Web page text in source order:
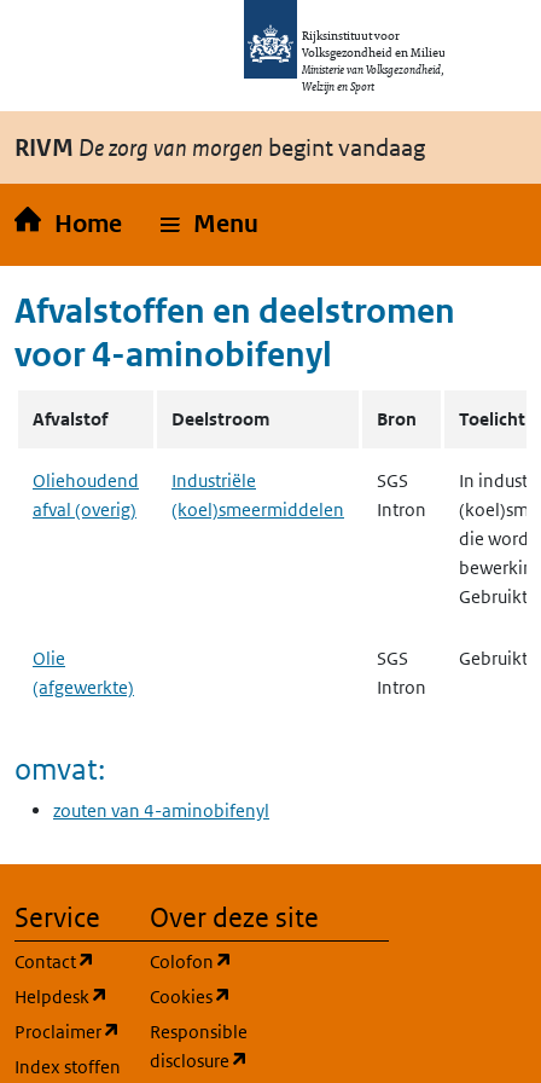
Overslaan en naar de inhoud gaan
Rijksinstituut voor
Volksgezondheid en Milieu
Ministerie van Volksgezondheid,
Welzijn en Sport
RIVM De zorg van morgen begint vandaag
Home Menu
Afvalstoffen en deelstromen
voor4-aminobifenyl
Afvalstof
Deelstroom Bron
Oliehoudend
afval (overig)
Industriële
(koel)smeermiddelen
SGS
Intron
In
die
Gebruikt
Olie
(afgewerkte)
SGS
Intron
Gebruikt
omvat:
zouten van 4-aminobifenyl
Service
Contact
(opent in een nieuw tabblad)
Helpdesk
(opent in een nieuw tabblad)
Proclaimer
(opent in een nieuw tabblad)
Index stoffen
Over deze site
Colofon
Cookies
Responsible
disclosure